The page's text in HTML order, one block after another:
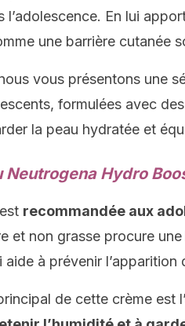
l’adolescence. En lui
une barrière cutanée
vous présentons une
formulées avec
la peau hydratée et
Neutrogena Hydro
recommandée aux
et non grasse procure
à prévenir l’apparition
de cette crème est